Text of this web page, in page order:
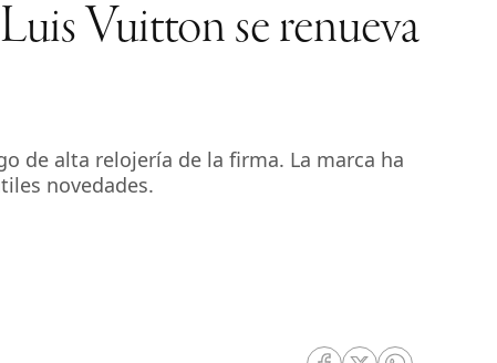
Vuitton se renueva
de alta relojería de la firma. La marca ha
novedades.